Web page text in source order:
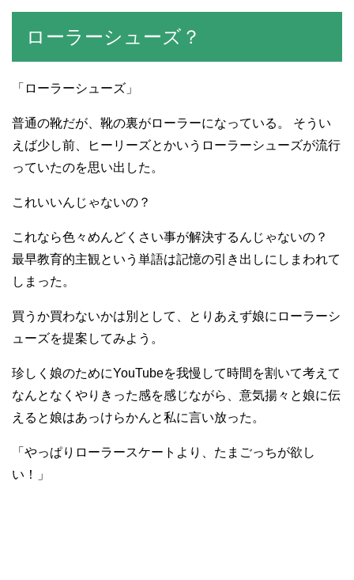
ローラーシューズ？
「ローラーシューズ」
普通の靴だが、靴の裏がローラーになっている。 そうい
えば少し前、ヒーリーズとかいうローラーシューズが流行
っていたのを思い出した。
これいいんじゃないの？
これなら色々めんどくさい事が解決するんじゃないの？
最早教育的主観という単語は記憶の引き出しにしまわれて
しまった。
買うか買わないかは別として、とりあえず娘にローラーシ
ューズを提案してみよう。
珍しく娘のためにYouTubeを我慢して時間を割いて考えて
なんとなくやりきった感を感じながら、意気揚々と娘に伝
えると娘はあっけらかんと私に言い放った。
「やっぱりローラースケートより、たまごっちが欲し
い！」